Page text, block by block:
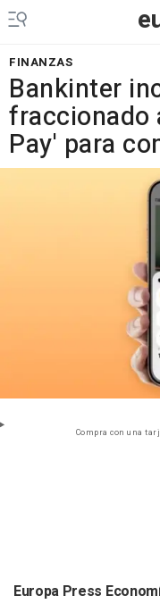
FINANZAS
Bankinter
fraccionado
Pay' para
Compra con una
Europa Press